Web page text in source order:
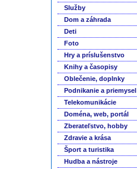
Služby
Dom a záhrada
Deti
Foto
Hry a príslušenstvo
Knihy a časopisy
Oblečenie, doplnky
Podnikanie a priemysel
Telekomunikácie
Doména, web, portál
Zberateľstvo, hobby
Zdravie a krása
Šport a turistika
Hudba a nástroje